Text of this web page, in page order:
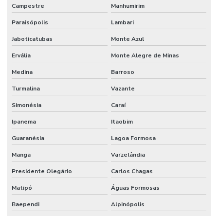
Campestre Manhumirim
Paraisópolis Lambari
Jaboticatubas Monte Azul
Ervália Monte Alegre de Minas
Medina Barroso
Turmalina Vazante
Simonésia Caraí
Ipanema Itaobim
Guaranésia Lagoa Formosa
Manga Varzelândia
Presidente Olegário Carlos Chagas
Matipó Águas Formosas
Baependi Alpinópolis